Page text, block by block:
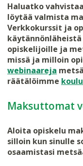
Haluatko
löytää valmista
Verkkokurssit ja
opiskelijoille ja
missä ja milloin
webinaareja
räätälöimme
Maksuttomat
Aloita opiskelu
silloin kun sinulle
osaamistasi